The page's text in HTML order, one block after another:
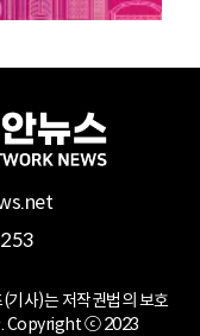
사)는 저작권법의 보호
. Copyright ⓒ 2023